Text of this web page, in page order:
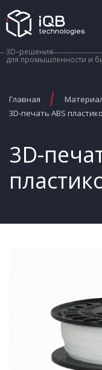
3D–решения
для промышленности и
Главная
3D-печать ABS
3D-